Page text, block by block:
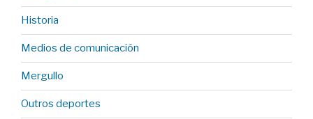
Historia
Medios de comunicación
Mergullo
Outros deportes